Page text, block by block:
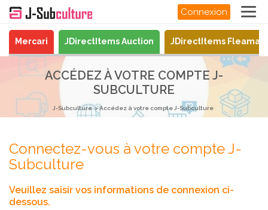
Connexion
Mercari JDirectItems Auction JDirectItems
ACCÉDEZ À VOTRE COMPTE J-
SUBCULTURE
J-Subculture Accédez à votre compte J-Subculture
Connectez-vous à votre compte J-
Subculture
Veuillez saisir vos informations de connexion ci-
dessous.